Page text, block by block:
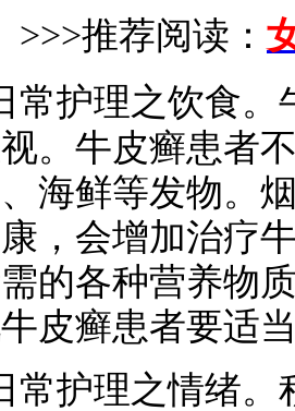
>>>推荐阅读：
常护理之饮食。
。牛皮癣患者
海鲜等发物。
，会增加治疗
的各种营养物
牛皮癣患者要
常护理之情绪。